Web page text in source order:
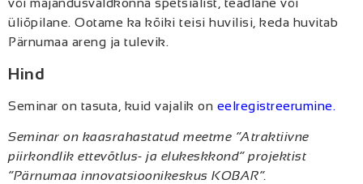
või majandusvaldkonna spetsialist, teadlane või
üliõpilane. Ootame ka kõiki teisi huvilisi, keda huvitab
Pärnumaa areng ja tulevik.
Hind
Seminar on tasuta, kuid vajalik on eelregistreerumine.
Seminar on kaasrahastatud meetme “Atraktiivne
piirkondlik ettevõtlus- ja elukeskkond” projektist
“Pärnumaa innovatsioonikeskus KOBAR”.